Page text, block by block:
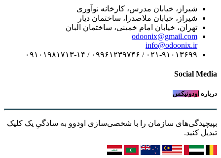
شیراز، خیابان مدرس، کارخانه نوآوری
شیراز، خیابان ملاصدرا، ساختمان دیار
تهران، خیابان امام خمینی، ساختمان البان
odoonix@gmail.com
info@odoonix.ir
۰۲۱-۹۱۰۱۳۶۹۹ / ۰۹۹۶۱۲۳۹۷۴۶ / ۰۹۱۰۱۹۸۱۷۱۳-۱۴
Social Media
درباره اودونیکس
بپیچیدگی‌های سازمان را با شخصی‌سازی اودوو به سادگیِ یک کلیک
تبدیل کنید.